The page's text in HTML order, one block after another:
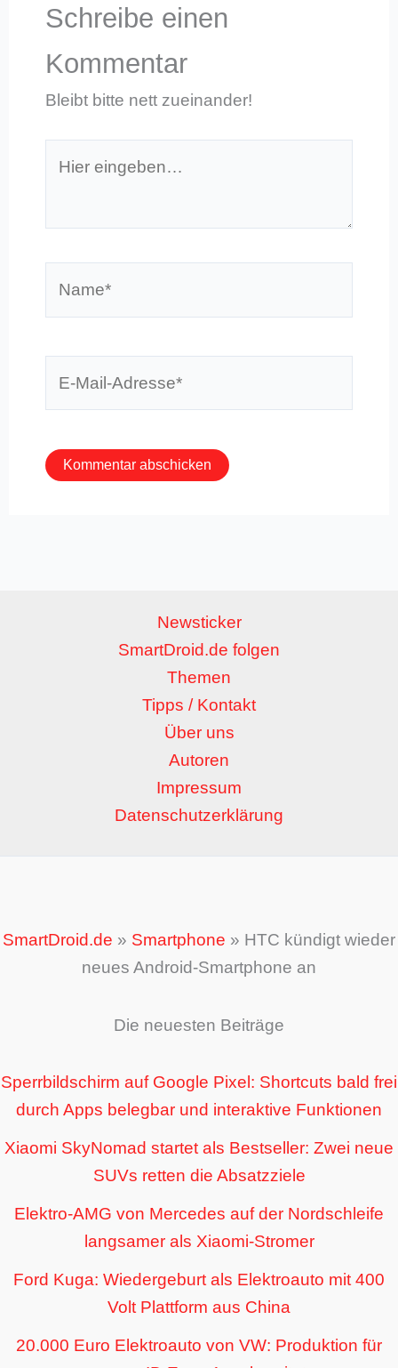
Schreibe einen
Kommentar
Bleibt bitte nett zueinander!
eingeben…
Newsticker
SmartDroid.de folgen
Themen
Tipps / Kontakt
Über uns
Autoren
Impressum
Datenschutzerklärung
SmartDroid.de » Smartphone » HTC kündigt wieder
neues Android-Smartphone an
Die neuesten Beiträge
Sperrbildschirm auf Google Pixel: Shortcuts bald frei
durch Apps belegbar und interaktive Funktionen
Xiaomi SkyNomad startet als Bestseller: Zwei neue
SUVs retten die Absatzziele
Elektro-AMG von Mercedes auf der Nordschleife
langsamer als Xiaomi-Stromer
Ford Kuga: Wiedergeburt als Elektroauto mit 400
Volt Plattform aus China
20.000 Euro Elektroauto von VW: Produktion für